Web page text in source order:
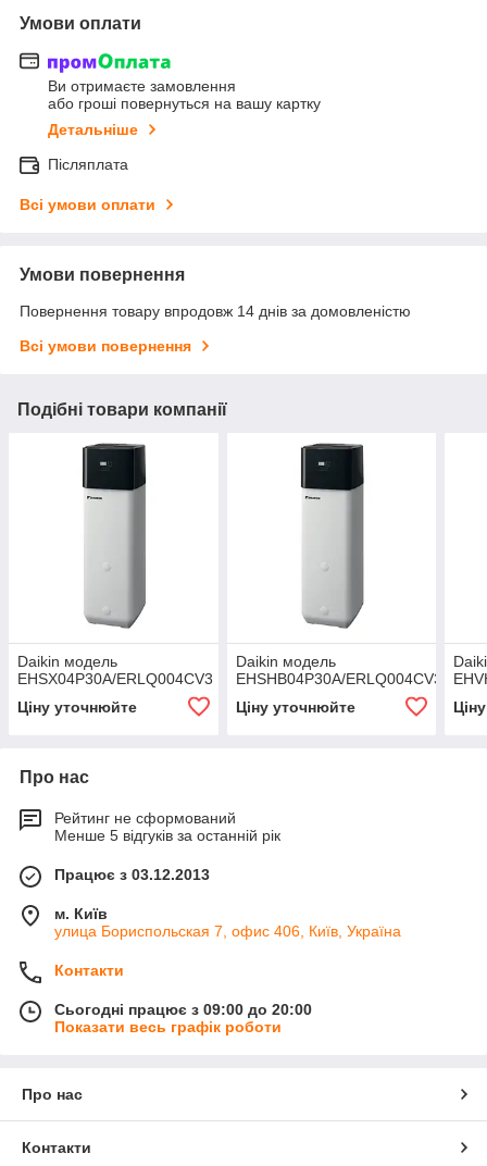
Умови оплати
Ви отримаєте замовлення
або гроші повернуться на вашу картку
Детальніше
Післяплата
Всі умови оплати
Умови повернення
Повернення товару впродовж 14 днів за домовленістю
Всі умови повернення
Подібні товари компанії
Daikin модель
EHSX04P30A/ERLQ004CV3
Ціну уточнюйте
Daikin модель
EHSHB04P30A/ERLQ004CV3
Ціну уточнюйте
Про нас
Рейтинг не сформований
Менше 5 відгуків за останній рік
Працює з 03.12.2013
м. Київ
улица Бориспольская 7, офис 406, Київ, Україна
Контакти
Сьогодні працює з 09:00 до 20:00
Показати весь графік роботи
Про нас
Контакти